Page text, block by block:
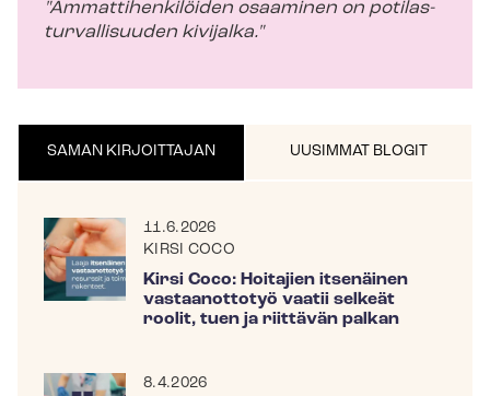
"Am­mat­ti­hen­ki­löi­den osaaminen on po­ti­las­
tur­val­li­suu­den kivijalka."
SAMAN KIRJOITTAJAN UUSIMMAT BLOGIT
11.6.2026
KIRSI COCO
Kirsi Coco: Hoitajien itsenäinen
vastaanottotyö vaatii selkeät
roolit, tuen ja riittävän palkan
8.4.2026